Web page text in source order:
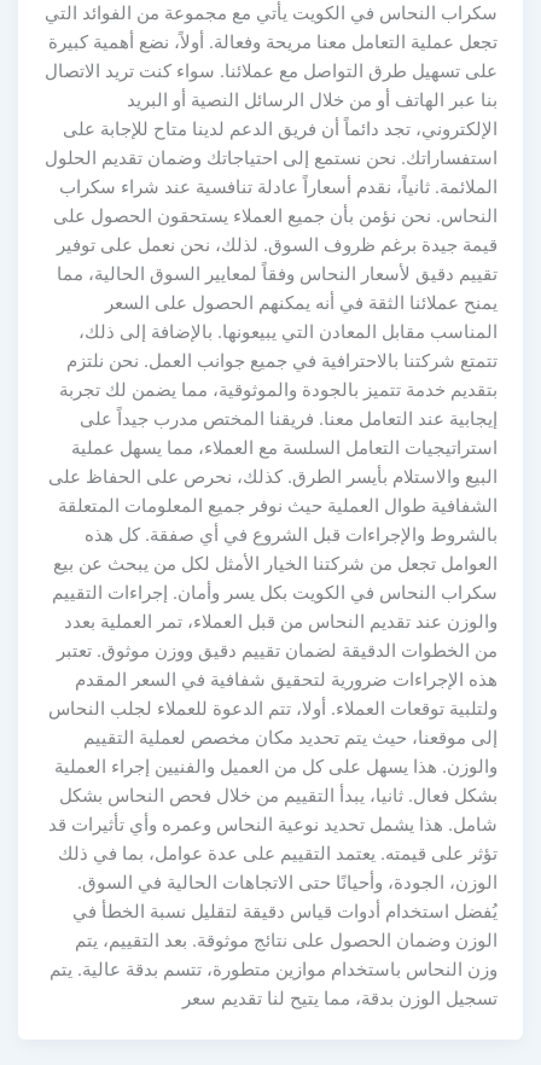
سكراب النحاس في الكويت يأتي مع مجموعة من الفوائد التي
تجعل عملية التعامل معنا مريحة وفعالة. أولاً، نضع أهمية كبيرة
على تسهيل طرق التواصل مع عملائنا. سواء كنت تريد الاتصال
بنا عبر الهاتف أو من خلال الرسائل النصية أو البريد
الإلكتروني، تجد دائماً أن فريق الدعم لدينا متاح للإجابة على
استفساراتك. نحن نستمع إلى احتياجاتك وضمان تقديم الحلول
الملائمة. ثانياً، نقدم أسعاراً عادلة تنافسية عند شراء سكراب
النحاس. نحن نؤمن بأن جميع العملاء يستحقون الحصول على
قيمة جيدة برغم ظروف السوق. لذلك، نحن نعمل على توفير
تقييم دقيق لأسعار النحاس وفقاً لمعايير السوق الحالية، مما
يمنح عملائنا الثقة في أنه يمكنهم الحصول على السعر
المناسب مقابل المعادن التي يبيعونها. بالإضافة إلى ذلك،
تتمتع شركتنا بالاحترافية في جميع جوانب العمل. نحن نلتزم
بتقديم خدمة تتميز بالجودة والموثوقية، مما يضمن لك تجربة
إيجابية عند التعامل معنا. فريقنا المختص مدرب جيداً على
استراتيجيات التعامل السلسة مع العملاء، مما يسهل عملية
البيع والاستلام بأيسر الطرق. كذلك، نحرص على الحفاظ على
الشفافية طوال العملية حيث نوفر جميع المعلومات المتعلقة
بالشروط والإجراءات قبل الشروع في أي صفقة. كل هذه
العوامل تجعل من شركتنا الخيار الأمثل لكل من يبحث عن بيع
سكراب النحاس في الكويت بكل يسر وأمان. إجراءات التقييم
والوزن عند تقديم النحاس من قبل العملاء، تمر العملية بعدد
من الخطوات الدقيقة لضمان تقييم دقيق ووزن موثوق. تعتبر
هذه الإجراءات ضرورية لتحقيق شفافية في السعر المقدم
ولتلبية توقعات العملاء. أولا، تتم الدعوة للعملاء لجلب النحاس
إلى موقعنا، حيث يتم تحديد مكان مخصص لعملية التقييم
والوزن. هذا يسهل على كل من العميل والفنيين إجراء العملية
بشكل فعال. ثانيا، يبدأ التقييم من خلال فحص النحاس بشكل
شامل. هذا يشمل تحديد نوعية النحاس وعمره وأي تأثيرات قد
تؤثر على قيمته. يعتمد التقييم على عدة عوامل، بما في ذلك
الوزن، الجودة، وأحيانًا حتى الاتجاهات الحالية في السوق.
يُفضل استخدام أدوات قياس دقيقة لتقليل نسبة الخطأ في
الوزن وضمان الحصول على نتائج موثوقة. بعد التقييم، يتم
وزن النحاس باستخدام موازين متطورة، تتسم بدقة عالية. يتم
تسجيل الوزن بدقة، مما يتيح لنا تقديم سعر